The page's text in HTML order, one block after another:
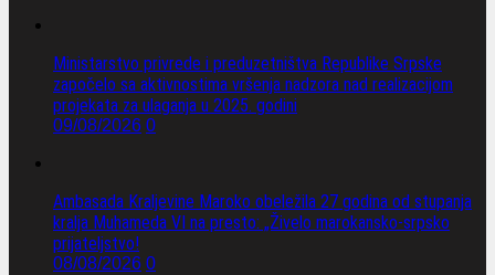
Ministarstvo privrede i preduzetništva Republike Srpske
započelo sa aktivnostima vršenja nadzora nad realizacijom
projekata za ulaganja u 2025. godini
09/08/2026 0
Ambasada Kraljevine Maroko obeležila 27 godina od stupanja
kralja Muhameda VI na presto: „Živelo marokansko-srpsko
prijateljstvo!
08/08/2026 0